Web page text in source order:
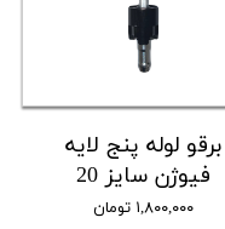
برقو لوله پنج لایه
فیوژن سایز 20
۱,۸۰۰,۰۰۰ تومان